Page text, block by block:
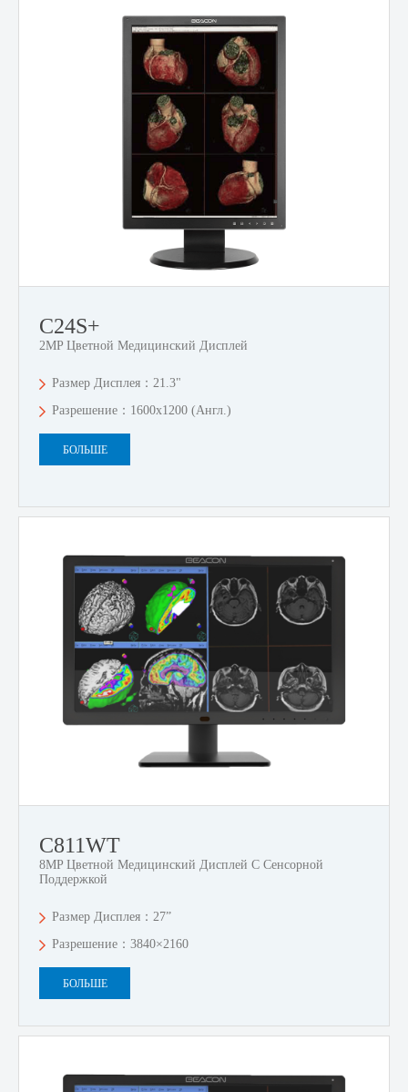
C24S+
2MP Цветной Медицинский Дисплей
Размер Дисплея：21.3"
Разрешение：1600x1200 (англ.)
БОЛЬШЕ
C811WT
8MP Цветной Медицинский Дисплей С Сенсорной
Поддержкой
Размер Дисплея：27”
Разрешение：3840×2160
БОЛЬШЕ